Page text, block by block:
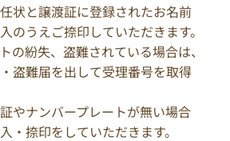
状と譲渡証に登録されたお名前
のうえご捺印していただきます。
の紛失、盗難されている場合は、
盗難届を出して受理番号を取得
やナンバープレートが無い場合
・捺印をしていただきます。